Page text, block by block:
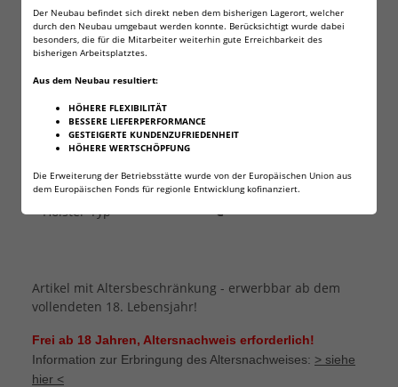
Der Neubau befindet sich direkt neben dem bisherigen Lagerort, welcher
durch den Neubau umgebaut werden konnte. Berücksichtigt wurde dabei
besonders, die für die Mitarbeiter weiterhin gute Erreichbarkeit des
bisherigen Arbeitsplatztes.
Aus dem Neubau resultiert:
HÖHERE FLEXIBILITÄT
BESSERE LIEFERPERFORMANCE
GESTEIGERTE KUNDENZUFRIEDENHEIT
HÖHERE WERTSCHÖPFUNG
Die Erweiterung der Betriebsstätte wurde von der Europäischen Union aus
dem Europäischen Fonds für regionle Entwicklung kofinanziert.
Schusskapazität 120 Schuss
Abzug Single / Double Action
Sicherung
Länge 290 mm
Gewicht 561 g
Holster-Typ C
Artikel mit Altersbeschränkung - erwerbbar ab dem
vollendeten 18. Lebensjahr!
Frei ab 18 Jahren, Altersnachweis erforderlich!
Information zur Erbringung des Altersnachweises: > siehe
hier <